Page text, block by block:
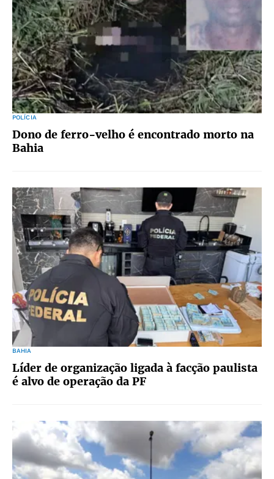
POLÍCIA
Dono de ferro-velho é encontrado morto na
Bahia
BAHIA
Líder de organização ligada à facção paulista
é alvo de operação da PF